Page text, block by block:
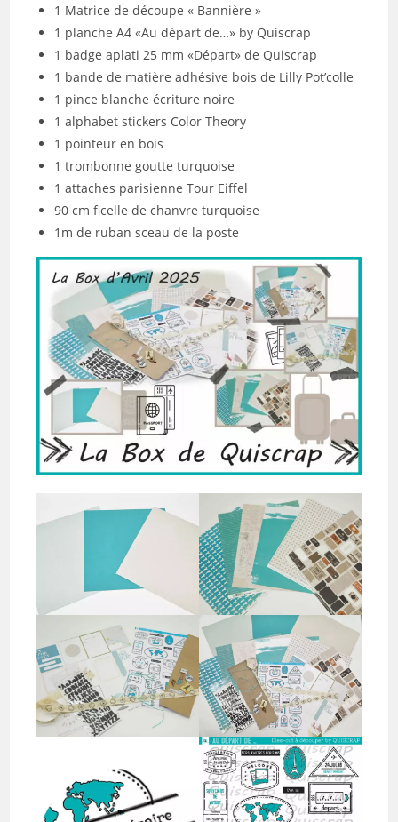
1 Matrice de découpe « Bannière »
1 planche A4 «Au départ de…» by Quiscrap
1 badge aplati 25 mm «Départ» de Quiscrap
1 bande de matière adhésive bois de Lilly Pot’colle
1 pince blanche écriture noire
1 alphabet stickers Color Theory
1 pointeur en bois
1 trombonne goutte turquoise
1 attaches parisienne Tour Eiffel
90 cm ficelle de chanvre turquoise
1m de ruban sceau de la poste